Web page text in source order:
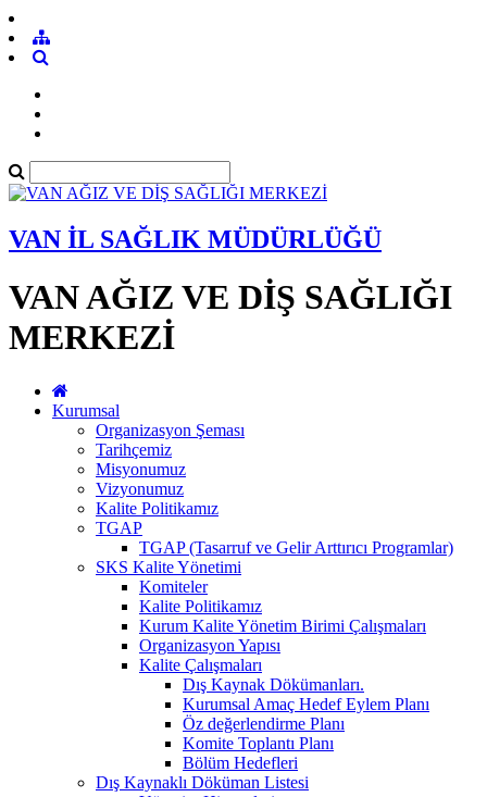
VAN İL SAĞLIK MÜDÜRLÜĞÜ
VAN AĞIZ VE DİŞ SAĞLIĞI
MERKEZİ
Kurumsal
Organizasyon Şeması
Tarihçemiz
Misyonumuz
Vizyonumuz
Kalite Politikamız
TGAP
TGAP (Tasarruf ve Gelir Arttırıcı Programlar)
SKS Kalite Yönetimi
Komiteler
Kalite Politikamız
Kurum Kalite Yönetim Birimi Çalışmaları
Organizasyon Yapısı
Kalite Çalışmaları
Dış Kaynak Dökümanları.
Kurumsal Amaç Hedef Eylem Planı
Öz değerlendirme Planı
Komite Toplantı Planı
Bölüm Hedefleri
Dış Kaynaklı Döküman Listesi